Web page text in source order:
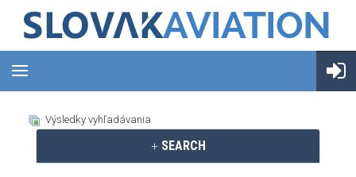
Výsledky vyhľadávania
SEARCH